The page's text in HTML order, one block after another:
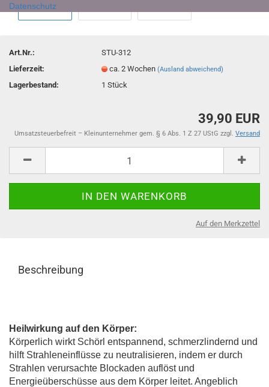
Datenschutz
Art.Nr.:
STU-312
Lieferzeit:
ca. 2 Wochen(Ausland abweichend)
Lagerbestand: 1Stück
39,90 EUR
Umsatzsteuerbefreit – Kleinunternehmer gem. § 6 Abs. 1 Z 27 UStG zzgl. Versand
Auf den Merkzettel
Beschreibung
Heilwirkung auf den Körper:
Körperlich wirkt Schörl entspannend, schmerzlindernd und
hilft Strahleneinflüsse zu neutralisieren, indem er durch
Strahlen verursachte Blockaden auflöst und
Energieüberschüsse aus dem Körper leitet. Angeblich